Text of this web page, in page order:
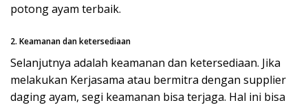
potong ayam terbaik.
2. Keamanan dan ketersediaan
Selanjutnya adalah keamanan dan ketersediaan. Jika
melakukan Kerjasama atau bermitra dengan supplier
daging ayam, segi keamanan bisa terjaga. Hal ini bisa